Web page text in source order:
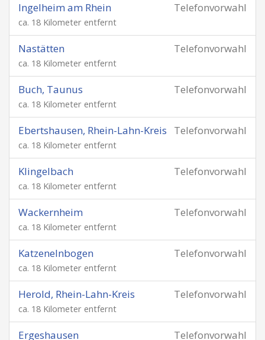
Telefonvorwahl
Ingelheim am Rhein
ca. 18 Kilometer entfernt
Telefonvorwahl
Nastätten
ca. 18 Kilometer entfernt
Telefonvorwahl
Buch, Taunus
ca. 18 Kilometer entfernt
Telefonvorwahl
Ebertshausen, Rhein-Lahn-Kreis
ca. 18 Kilometer entfernt
Telefonvorwahl
Klingelbach
ca. 18 Kilometer entfernt
Telefonvorwahl
Wackernheim
ca. 18 Kilometer entfernt
Telefonvorwahl
Katzenelnbogen
ca. 18 Kilometer entfernt
Telefonvorwahl
Herold, Rhein-Lahn-Kreis
ca. 18 Kilometer entfernt
Telefonvorwahl
Ergeshausen